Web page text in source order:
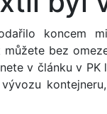
koncem
bez
v článku v